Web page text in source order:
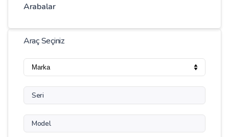
Arabalar
Araç Seçiniz
Seri
Model